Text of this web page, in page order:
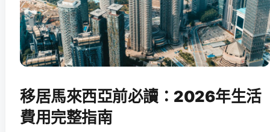
移居馬來西亞前必讀：2026年生活
費用完整指南